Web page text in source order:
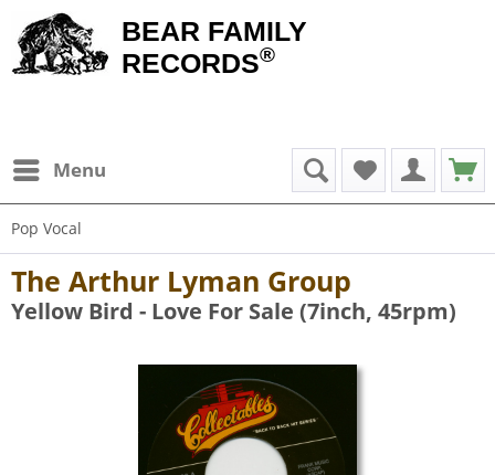
BEAR FAMILY
RECORDS®
Menu
Pop Vocal
The Arthur Lyman Group
Yellow Bird - Love For Sale (7inch, 45rpm)